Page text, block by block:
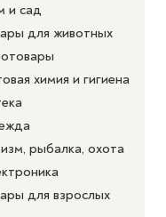
и сад
для животных
химия и гигиена
рыбалка, охота
для взрослых